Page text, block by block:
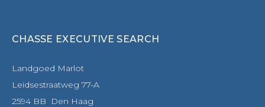
CHASSE EXECUTIVE SEARCH
Landgoed Marlot
Leidsestraatweg 77-A
2594 BB Den Haag